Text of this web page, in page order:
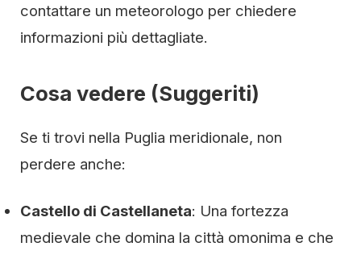
contattare un meteorologo per chiedere
informazioni più dettagliate.
Cosa vedere (Suggeriti)
Se ti trovi nella Puglia meridionale, non
perdere anche:
Castello di Castellaneta: Una fortezza
medievale che domina la città omonima e che